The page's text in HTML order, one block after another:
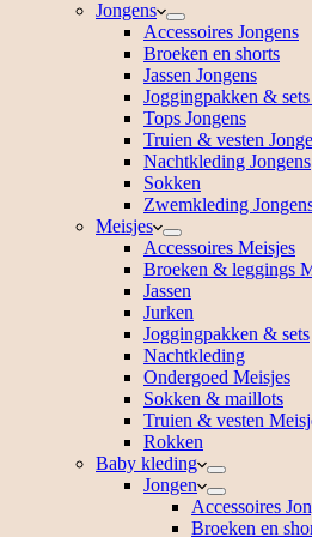
Jongens
Accessoires Jongens
Broeken en shorts
Jassen Jongens
Joggingpakken & sets
Tops Jongens
Truien & vesten
Nachtkleding Jongens
Sokken
Zwemkleding
Meisjes
Accessoires Meisjes
Broeken & leggings
Jassen
Jurken
Joggingpakken & sets
Nachtkleding
Ondergoed Meisjes
Sokken & maillots
Truien & vesten
Rokken
Baby kleding
Jongen
Accessoires
Broeken en